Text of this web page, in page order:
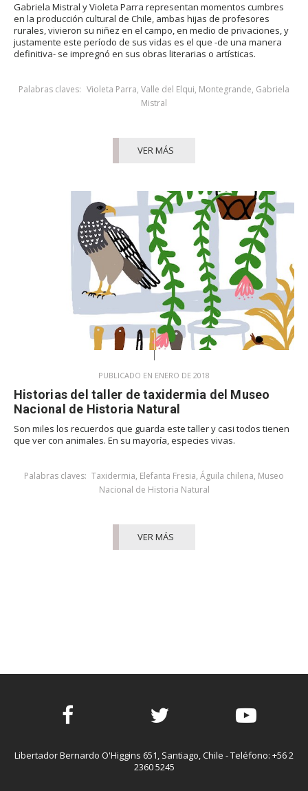
Gabriela Mistral y Violeta Parra representan momentos cumbres
en la producción cultural de Chile, ambas hijas de profesores
rurales, vivieron su niñez en el campo, en medio de privaciones, y
justamente este período de sus vidas es el que -de una manera
definitiva- se impregnó en sus obras literarias o artísticas.
Palabras claves: Violeta Parra, Valle del Elqui, Montegrande, Gabriela
Mistral
VER MÁS
PUBLICADO EN ENERO DE 2018
Historias del taller de taxidermia del Museo
Nacional de Historia Natural
Son miles los recuerdos que guarda este taller y casi todos tienen
que ver con animales. En su mayoría, especies vivas.
Palabras claves: Taxidermia, Elefanta Fresia,Águila chilena, Museo
Nacional de Historia Natural
VER MÁS
Libertador Bernardo O'Higgins 651, Santiago, Chile - Teléfono: +56 2
2360 5245